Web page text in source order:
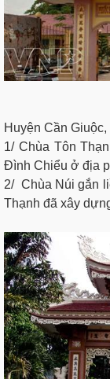
Huyện Cần
1/ Chùa Tôn
Đình Chiểu ở địa
2/ Chùa Núi gắn
Thạnh đã xây